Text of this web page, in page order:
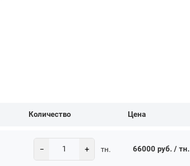
Количество Цена
− + тн. 66000 руб. / тн.